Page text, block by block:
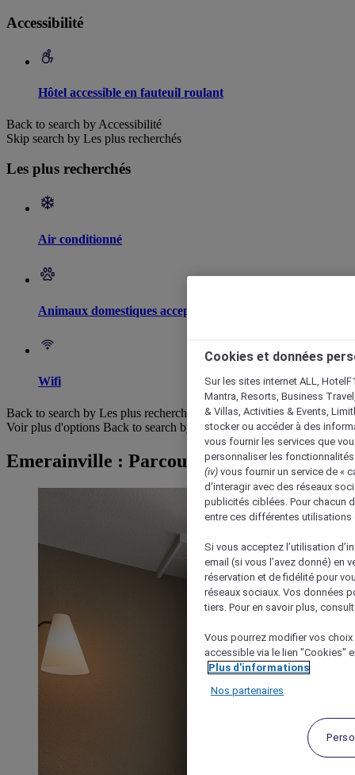
Accessibilité
Hôtel accessible en fauteuil roulant
Back to search by Accessibilité
Skip search by Les plus recherchés
Les plus recherchés
Air conditionné
Animaux domestiques acceptés
Wifi
Back to search by Les plus recherchés
Voir plus d'options Back to search by categories
Emerainville : Parcourir les hôtels
Cookies et données
Sur les sites internet ALL,
Mantra, Resorts, Business
& Villas, Activities & Events,
stocker ou accéder à des
vous fournir les services que
personnaliser les
(iv) vous fournir un service de «
d'interagir avec des réseaux
publicités ciblées. Pour chacun
entre ces différentes utilisations
Si vous acceptez l’utilisation
email (si vous l’avez donné) en
réservation et de fidélité pour
réseaux sociaux. Vos données
tiers. Pour en savoir plus,
Vous pourrez modifier vos
accessible via le lien "Cookies"
Plus d'informations
Nos partenaires